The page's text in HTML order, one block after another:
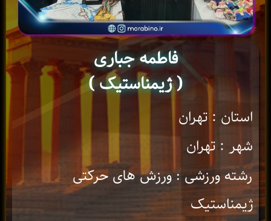
فاطمه جباری
( ژیمناستیک )
استان : تهران
شهر : تهران
رشته ورزشی : ورزش های حرکتی
ژیمناستیک